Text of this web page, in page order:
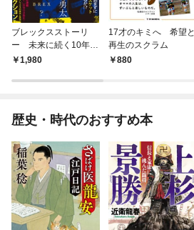
ブレックスストーリ
ー 未来に続く10年の
記憶1,980
17才のキミへ 希望と
再生のスクラム
880
歴史・時代のおすすめ本